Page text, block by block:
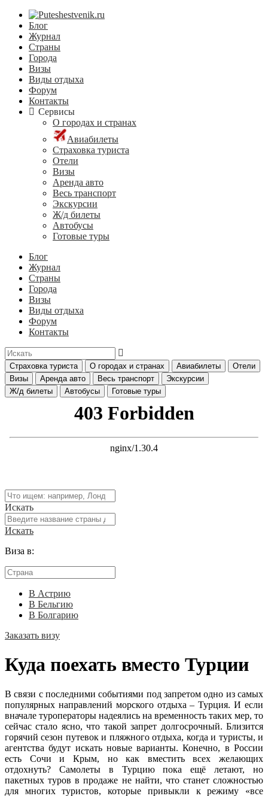
Блог
Журнал
Страны
Города
Визы
Виды отдыха
Форум
Контакты
Сервисы
О городах и странах
Авиабилеты
Страховка туриста
Отели
Визы
Аренда авто
Весь транспорт
Экскурсии
Ж/д билеты
Автобусы
Готовые туры
Блог
Журнал
Страны
Города
Визы
Виды отдыха
Форум
Контакты
Страховка туриста О городах и странах Авиабилеты
Отели
Визы
Аренда авто Весь транспорт
Экскурсии
Ж/д билеты
Автобусы Готовые туры
Искать
Искать
Виза в:
В Астрию
В Бельгию
В Болгарию
Заказать визу
Куда поехать вместо Турции
В связи с последними событиями под запретом одно из самых
популярных направлений морского отдыха – Турция. И если
вначале туроператоры надеялись на временность таких мер, то
сейчас стало ясно, что такой запрет долгосрочный. Близится
горячий сезон путевок и пляжного отдыха, когда и туристы, и
агентства будут искать новые варианты. Конечно, в России
есть Сочи и Крым, но как вместить всех желающих
отдохнуть? Самолеты в Турцию пока ещё летают, но
пакетных туров в продаже не найти, что станет сложностью
для многих туристов, которые привыкли к режиму «все